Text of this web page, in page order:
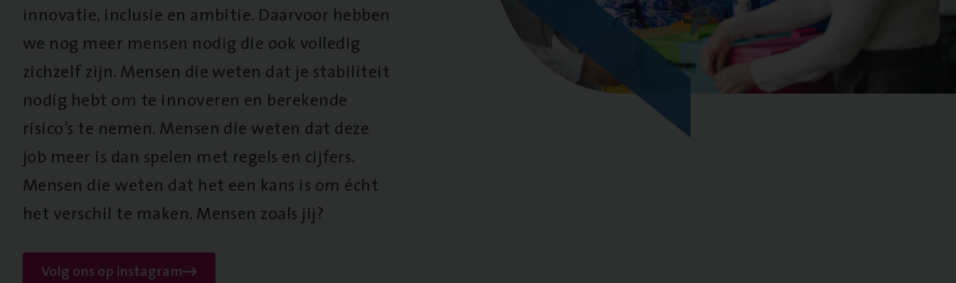
innovatie, inclusie en ambitie. Daarvoor hebben
we nog meer mensen nodig die ook volledig
zichzelf zijn. Mensen die weten dat je stabiliteit
nodig hebt om te innoveren en berekende
risico’s te nemen. Mensen die weten dat deze
job meer is dan spelen met regels en cijfers.
Mensen die weten dat het een kans is om écht
het verschil te maken. Mensen zoals jij?
Volg ons op instagram